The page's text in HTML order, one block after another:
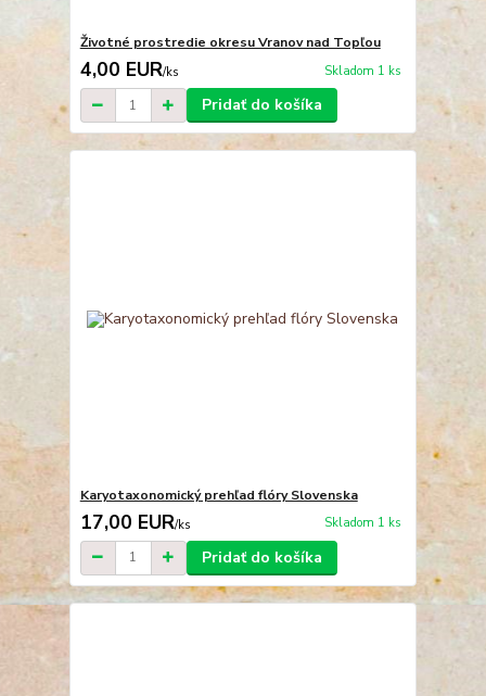
Životné prostredie okresu Vranov nad Topľou
4,00 EUR/ks Skladom 1 ks
Pridať do košíka
Karyotaxonomický prehľad flóry Slovenska
17,00 EUR/ks Skladom 1 ks
Pridať do košíka